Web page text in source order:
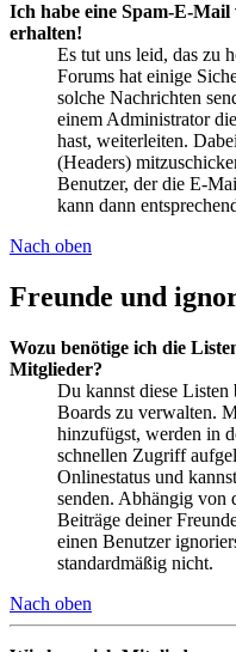
Ich habe eine Spam-E-
erhalten!
Es tut uns leid, das zu
Forums hat einige
solche Nachrichten
einem Administrator
hast, weiterleiten.
(Headers)
Benutzer, der die E-
kann dann
Nach oben
Freunde und
Wozu benötige ich die
Mitglieder?
Du kannst diese Listen
Boards zu verwalten.
hinzufügst, werden in
schnellen Zugriff
Onlinestatus und
senden. Abhängig von
Beiträge deiner
einen Benutzer
standardmäßig nicht.
Nach oben